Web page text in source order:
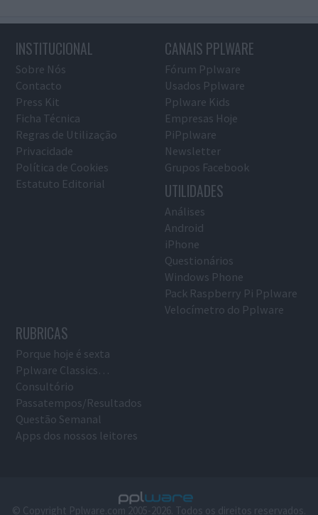
INSTITUCIONAL
Sobre Nós
Contacto
Press Kit
Ficha Técnica
Regras de Utilização
Privacidade
Política de Cookies
Estatuto Editorial
CANAIS PPLWARE
Fórum Pplware
Usados Pplware
Pplware Kids
Empresas Hoje
PiPplware
Newsletter
Grupos Facebook
UTILIDADES
Análises
Android
iPhone
Questionários
Windows Phone
Pack Raspberry Pi Pplware
Velocímetro do Pplware
RUBRICAS
Porque hoje é sexta
Pplware Classics…
Consultório
Passatempos/Resultados
Questão Semanal
Apps dos nossos leitores
© Copyright Pplware.com 2005-2026. Todos os direitos reservados.